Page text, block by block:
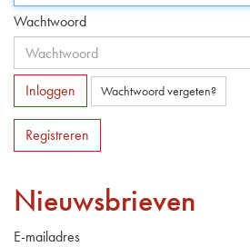
Wachtwoord
Inloggen Wachtwoord vergeten?
Registreren
Nieuwsbrieven
E-mailadres